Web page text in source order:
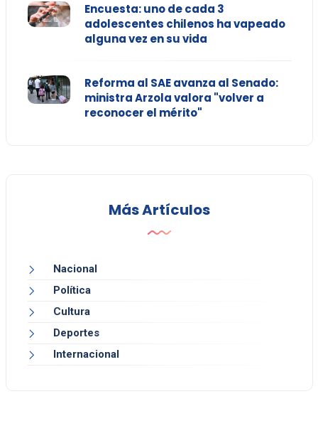
Encuesta: uno de cada 3
adolescentes chilenos ha vapeado
alguna vez en su vida
Reforma al SAE avanza al Senado:
ministra Arzola valora "volver a
reconocer el mérito"
Más Artículos
Nacional
Política
Cultura
Deportes
Internacional